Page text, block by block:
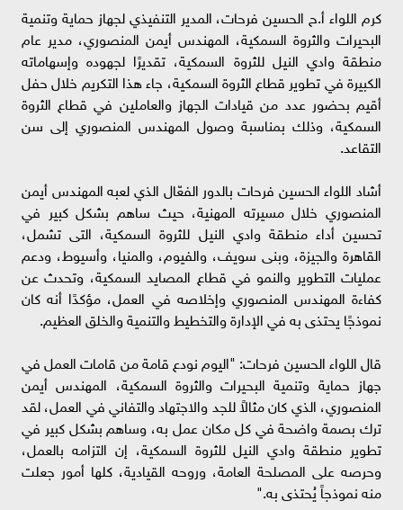
كرم اللواء أ.ح الحسين فرحات، المدير التنفيذي لجهاز حماية وتنمية
البحيرات والثروة السمكية، المهندس أيمن المنصوري، مدير عام
منطقة وادي النيل للثروة السمكية، تقديرًا لجهوده وإسهاماته
الكبيرة في تطوير قطاع الثروة السمكية، جاء هذا التكريم خلال حفل
أقيم بحضور عدد من قيادات الجهاز والعاملين في قطاع الثروة
السمكية، وذلك بمناسبة وصول المهندس المنصوري إلى سن
التقاعد.
أشاد اللواء الحسين فرحات بالدور الفعّال الذي لعبه المهندس أيمن
المنصوري خلال مسيرته المهنية، حيث ساهم بشكل كبير في
تحسين أداء منطقة وادي النيل للثروة السمكية، التى تشمل،
القاهرة والجيزة، وبنى سويف، والفيوم، والمنيا، وأسيوط، ودعم
عمليات التطوير والنمو في قطاع المصايد السمكية، وتحدث عن
كفاءة المهندس المنصوري وإخلاصه في العمل، مؤكدًا أنه كان
نموذجًا يحتذى به في الإدارة والتخطيط والتنمية والخلق العظيم.
قال اللواء الحسين فرحات: "اليوم نودع قامة من قامات العمل في
جهاز حماية وتنمية البحيرات والثروة السمكية، المهندس أيمن
المنصوري، الذي كان مثالاً للجد والاجتهاد والتفاني في العمل، لقد
ترك بصمة واضحة في كل مكان عمل به، وساهم بشكل كبير في
تطوير منطقة وادي النيل للثروة السمكية، إن التزامه بالعمل،
وحرصه على المصلحة العامة، وروحه القيادية، كلها أمور جعلت
منه نموذجاً يُحتذى به."